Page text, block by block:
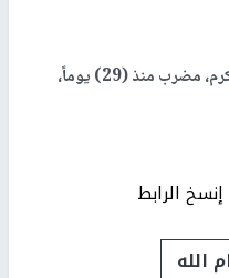
- لؤي الأشقر (45 عاماً) من صيدا/ طولكرم، مضرب منذ (29) يوماً،
إنسخ الرابط
الله